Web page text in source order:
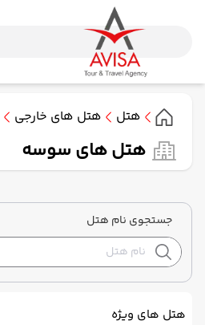
هتل هتل های خارجی
هتل های سوسه
جستجوی نام هتل
هتل های ویژه